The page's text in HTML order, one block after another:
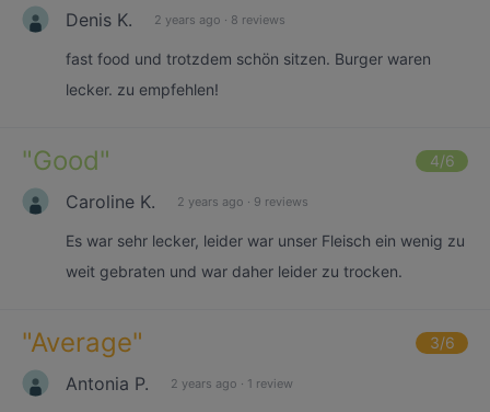
Denis K. 2 years ago · 8 reviews
fast food und trotzdem schön sitzen. Burger waren
lecker. zu empfehlen!
"Good" 4/6
Caroline K. 2 years ago · 9 reviews
Es war sehr lecker, leider war unser Fleisch ein wenig zu
weit gebraten und war daher leider zu trocken.
"Average" 3/6
Antonia P. 2 years ago · 1 review